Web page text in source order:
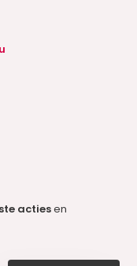
actiesen